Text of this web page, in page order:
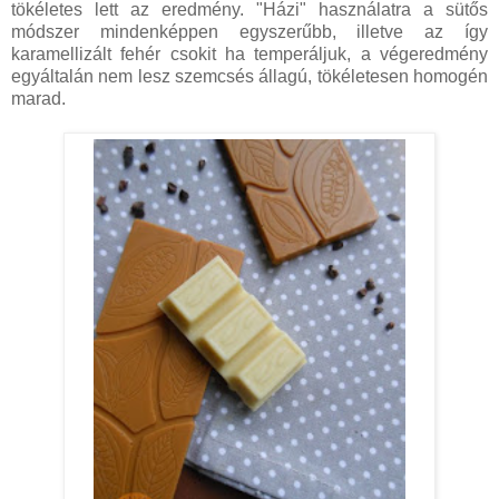
tökéletes lett az eredmény. "Házi" használatra a sütős
módszer mindenképpen egyszerűbb, illetve az így
karamellizált fehér csokit ha temperáljuk, a végeredmény
egyáltalán nem lesz szemcsés állagú, tökéletesen homogén
marad.